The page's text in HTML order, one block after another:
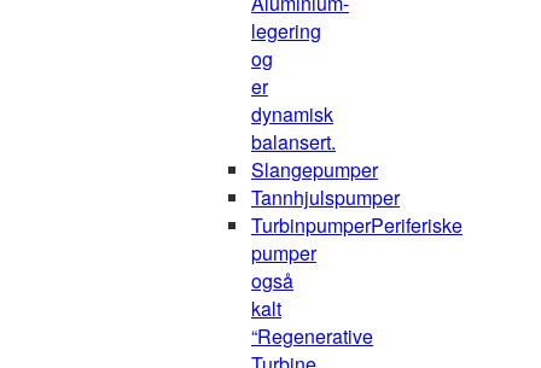
legering
og
er
dynamisk
balansert.
Slangepumper
Tannhjulspumper
TurbinpumperPeriferiske
pumper
også
kalt
“Regenerative